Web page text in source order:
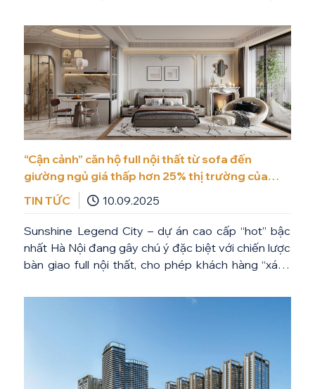
thức lên sóng. Đó là bộ đôi căn hộ S3.27.06 và
S3.29.06, cùng diện tích thông […]
“Cận cảnh” căn hộ full nội thất từ sofa đến
giường ngủ giá thấp hơn 25% thị trường của
Sunshine Legend City
TIN TỨC 10.09.2025
Sunshine Legend City – dự án cao cấp “hot” bậc
nhất Hà Nội đang gây chú ý đặc biệt với chiến lược
bàn giao full nội thất, cho phép khách hàng “xách
25% thị trường cùng phân khúc. Theo ghi nhận từ